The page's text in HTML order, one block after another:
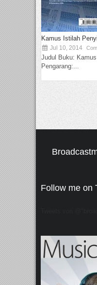
Kamus Istilah
Jul 10, 2014
Judul Buku:
Pengarang:...
Follow me on